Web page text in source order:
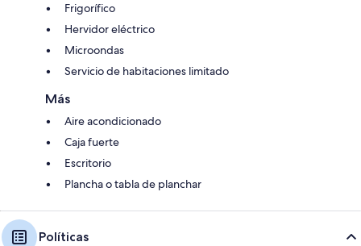
Frigorífico
Hervidor eléctrico
Microondas
Servicio de habitaciones limitado
Más
Aire acondicionado
Caja fuerte
Escritorio
Plancha o tabla de planchar
Políticas